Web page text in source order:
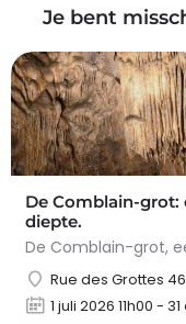
Je bent
De Comblain-
diepte.
Rue des Grottes
1 juli 2026 11h00 -